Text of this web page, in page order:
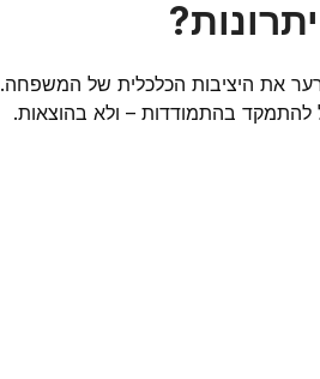
את היציבות הכלכלית של המשפחה.
להתמקד בהתמודדות – ולא בהוצאות.